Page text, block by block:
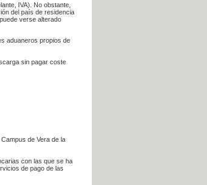
IVA). No obstante,
del país de residencia
verse alterado
aduaneros propios de
sin pagar coste
de Vera de la
con las que se ha
de pago de las